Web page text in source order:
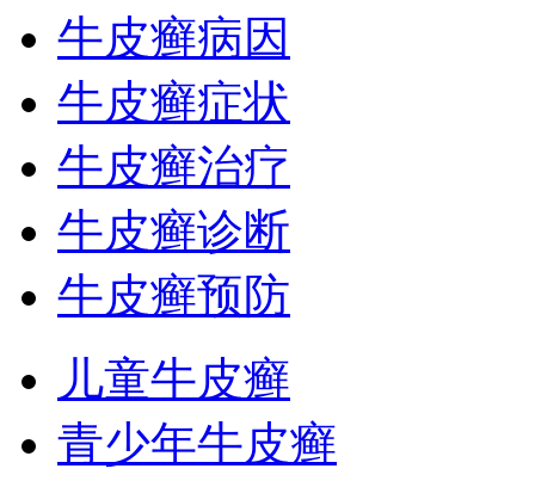
牛皮癣病因
牛皮癣症状
牛皮癣治疗
牛皮癣诊断
牛皮癣预防
儿童牛皮癣
青少年牛皮癣